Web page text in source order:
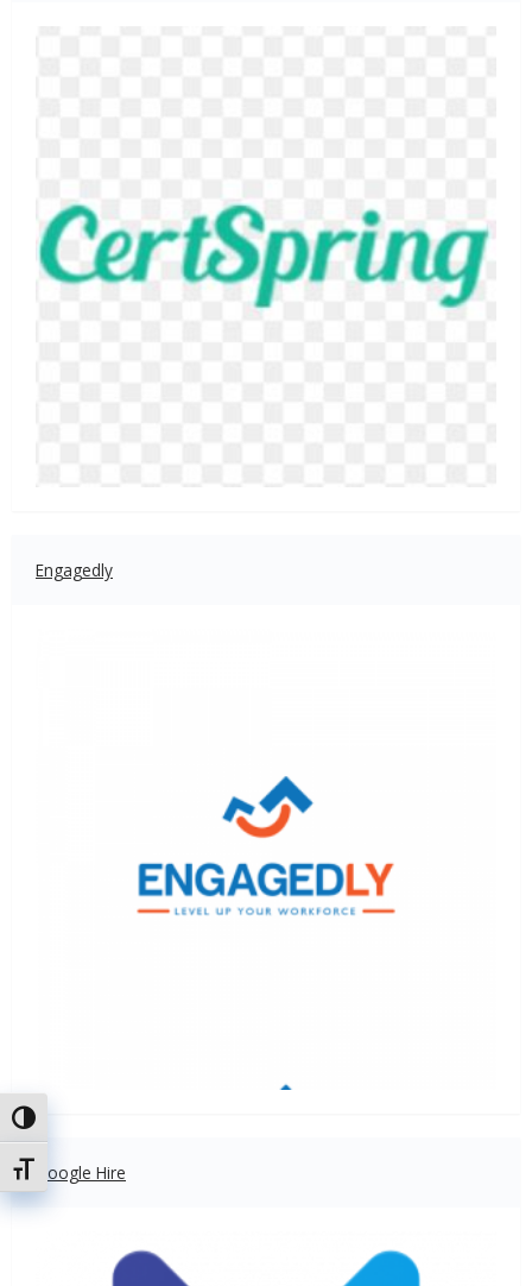
Uključi / isključi visoki kontrast
Uključi / isključi veličinu fonta
Engagedly
Google Hire